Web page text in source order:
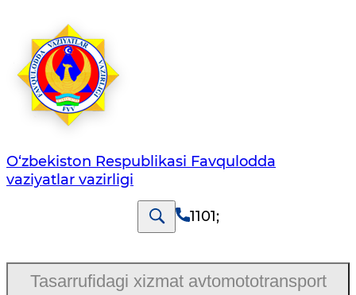
O‘zbеkistоn Rеspublikаsi Favqulodda
vaziyatlar vazirligi
1101;
Tasarrufidagi xizmat avtomototransport